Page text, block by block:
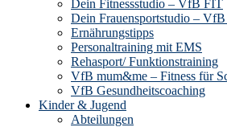
Dein Fitnessstudio – VfB FIT
Dein Frauensportstudio –
Ernährungstipps
Personaltraining mit EMS
Rehasport/ Funktionstraining
VfB mum&me – Fitness für
VfB Gesundheitscoaching
Kinder & Jugend
Abteilungen